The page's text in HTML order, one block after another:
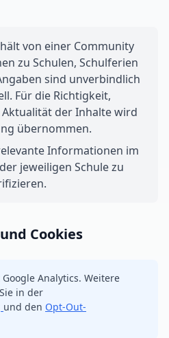
von einer Community
zu Schulen, Schulferien
sind unverbindlich
Für die Richtigkeit,
der Inhalte wird
übernommen.
Informationen im
jeweiligen Schule zu
und Cookies
Analytics. Weitere
in der
und den Opt-Out-